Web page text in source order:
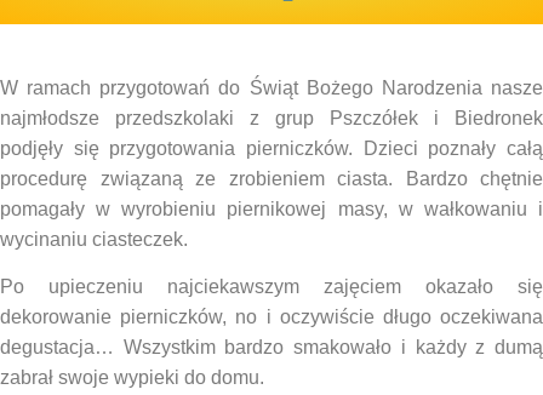
W ramach przygotowań do Świąt Bożego Narodzenia nasze
najmłodsze przedszkolaki z grup Pszczółek i Biedronek
podjęły się przygotowania pierniczków. Dzieci poznały całą
procedurę związaną ze zrobieniem ciasta. Bardzo chętnie
pomagały w wyrobieniu piernikowej masy, w wałkowaniu i
wycinaniu ciasteczek.
Po upieczeniu najciekawszym zajęciem okazało się
dekorowanie pierniczków, no i oczywiście długo oczekiwana
degustacja… Wszystkim bardzo smakowało i każdy z dumą
zabrał swoje wypieki do domu.